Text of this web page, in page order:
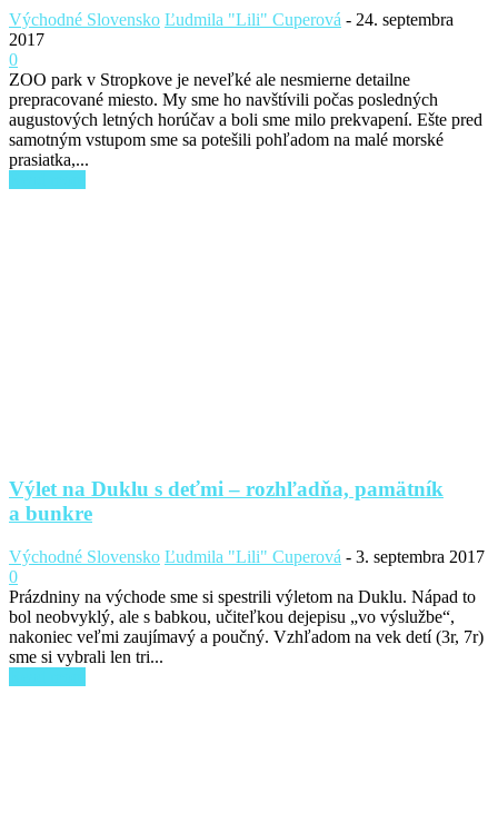
Východné Slovensko Ľudmila "Lili" Cuperová - 24. septembra
2017
0
ZOO park v Stropkove je neveľké ale nesmierne detailne
prepracované miesto. My sme ho navštívili počas posledných
augustových letných horúčav a boli sme milo prekvapení. Ešte pred
samotným vstupom sme sa potešili pohľadom na malé morské
prasiatka,...
Výlet na Duklu s deťmi – rozhľadňa, pamätník
a bunkre
Východné Slovensko Ľudmila "Lili" Cuperová - 3. septembra 2017
0
Prázdniny na východe sme si spestrili výletom na Duklu. Nápad to
bol neobvyklý, ale s babkou, učiteľkou dejepisu „vo výslužbe“,
nakoniec veľmi zaujímavý a poučný. Vzhľadom na vek detí (3r, 7r)
sme si vybrali len tri...